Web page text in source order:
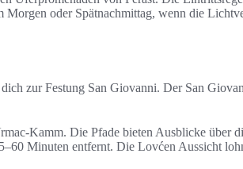
Morgen oder Spätnachmittag, wenn die
zur Festung San Giovanni. Der San
Kamm. Die Pfade bieten Ausblicke über
Minuten entfernt. Die Lovćen Aussicht